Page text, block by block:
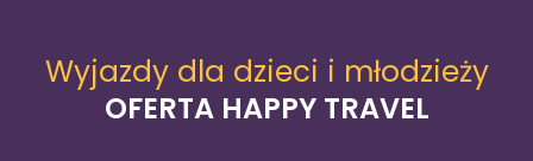
Wyjazdy dla dzieci i młodzieży
OFERTA HAPPY TRAVEL